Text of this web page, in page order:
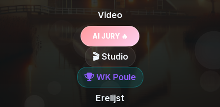
Video
AI JURY 🔥
🎬 Studio
WK Poule
Erelijst